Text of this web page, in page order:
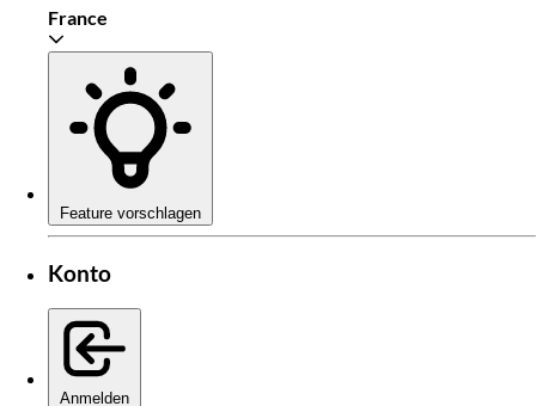
France
Feature vorschlagen
Konto
Anmelden